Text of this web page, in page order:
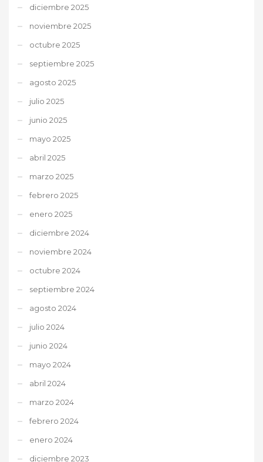
diciembre 2025
noviembre 2025
octubre 2025
septiembre 2025
agosto 2025
julio 2025
junio 2025
mayo 2025
abril 2025
marzo 2025
febrero 2025
enero 2025
diciembre 2024
noviembre 2024
octubre 2024
septiembre 2024
agosto 2024
julio 2024
junio 2024
mayo 2024
abril 2024
marzo 2024
febrero 2024
enero 2024
diciembre 2023